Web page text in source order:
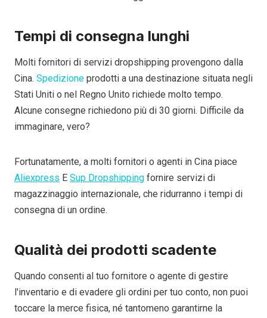
Tempi di consegna lunghi
Molti fornitori di servizi dropshipping provengono dalla
Cina. Spedizione prodotti a una destinazione situata negli
Stati Uniti o nel Regno Unito richiede molto tempo.
Alcune consegne richiedono più di 30 giorni. Difficile da
immaginare, vero?
Fortunatamente, a molti fornitori o agenti in Cina piace
Aliexpress E Sup Dropshipping fornire servizi di
magazzinaggio internazionale, che ridurranno i tempi di
consegna di un ordine.
Qualità dei prodotti scadente
Quando consenti al tuo fornitore o agente di gestire
l'inventario e di evadere gli ordini per tuo conto, non puoi
toccare la merce fisica, né tantomeno garantirne la